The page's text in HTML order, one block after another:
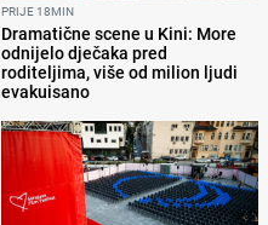
PRIJE 18MIN
Dramatične scene u Kini: More
odnijelo dječaka pred
roditeljima, više od milion ljudi
evakuisano